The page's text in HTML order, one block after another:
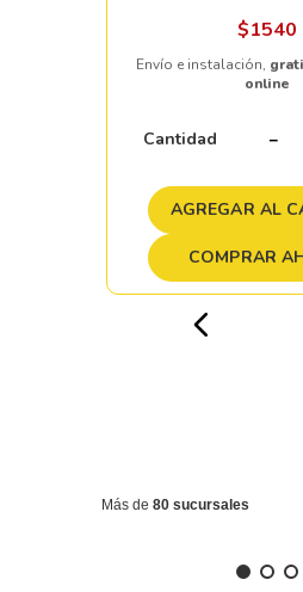
$1540
Envío e instalación,
online
Cantidad －
AGREGAR AL
COMPRAR
Más de 80 sucursales